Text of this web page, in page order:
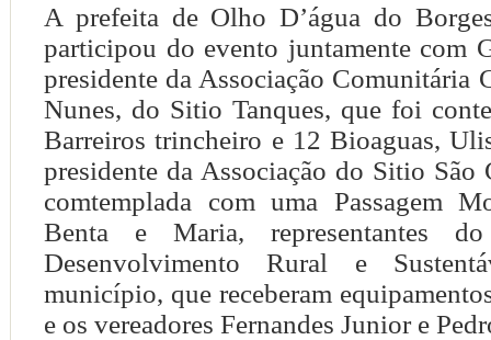
A prefeita de Olho D’água do
participou do evento juntamente com
presidente da Associação Comunitária
Nunes, do Sitio Tanques, que foi
Barreiros trincheiro e 12 Bioaguas,
presidente da Associação do Sitio São
comtemplada com uma Passagem
Benta e Maria, representantes
Desenvolvimento Rural e
município, que receberam
e os vereadores Fernandes Junior e